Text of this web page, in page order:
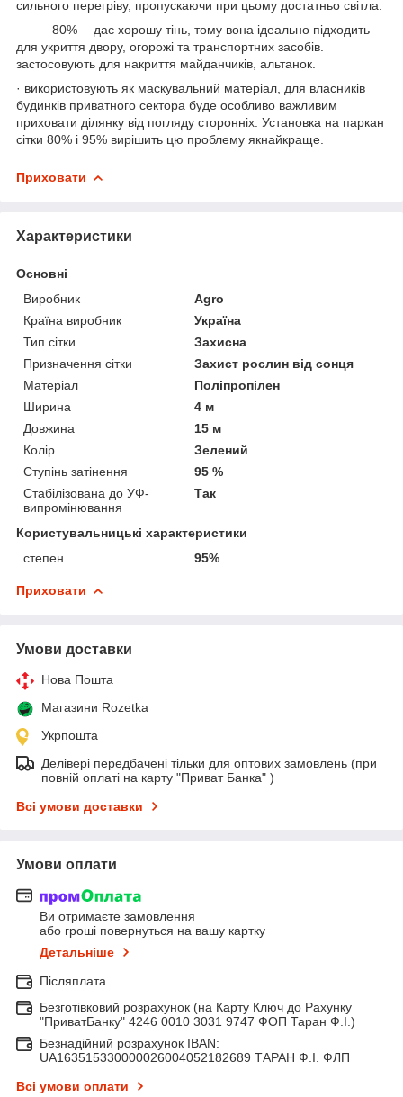
сильного перегріву, пропускаючи при цьому достатньо світла.
80%— дає хорошу тінь, тому вона ідеально підходить
для укриття двору, огорожі та транспортних засобів.
застосовують для накриття майданчиків, альтанок.
· використовують як маскувальний матеріал, для власників
будинків приватного сектора буде особливо важливим
приховати ділянку від погляду сторонніх. Установка на паркан
сітки 80% і 95% вирішить цю проблему якнайкраще.
Приховати
Характеристики
Основні
Виробник
Agro
Країна виробник
Україна
Тип сітки
Захисна
Призначення сітки
Захист рослин від сонця
Матеріал
Поліпропілен
Ширина
4 м
Довжина
15 м
Колір
Зелений
Ступінь затінення
95 %
Стабілізована до УФ-
випромінювання
Так
Користувальницькі характеристики
степен
95%
Приховати
Умови доставки
Нова Пошта
Магазини Rozetka
Укрпошта
Делівері передбачені тільки для оптових замовлень (при
повній оплаті на карту "Приват Банка" )
Всі умови доставки
Умови оплати
Ви отримаєте замовлення
або гроші повернуться на вашу картку
Детальніше
Післяплата
Безготівковий розрахунок (на Карту Ключ до Рахунку
"ПриватБанку" 4246 0010 3031 9747 ФОП Таран Ф.І.)
Безнадійний розрахунок IBAN:
UA163515330000026004052182689 ТАРАН Ф.І. ФЛП
Всі умови оплати